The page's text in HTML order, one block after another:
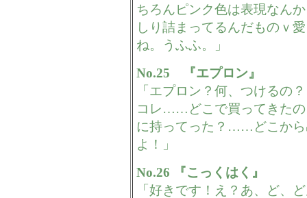
ちろんピンク色は表現なん
しり詰まってるんだものｖ
ね。うふふ。」
No.25 『エプロン』
「エプロン？何、つけるの
コレ……どこで買ってきたの
に持ってった？……どこから
よ！」
No.26 『こっくはく』
「好きです！え？あ、ど